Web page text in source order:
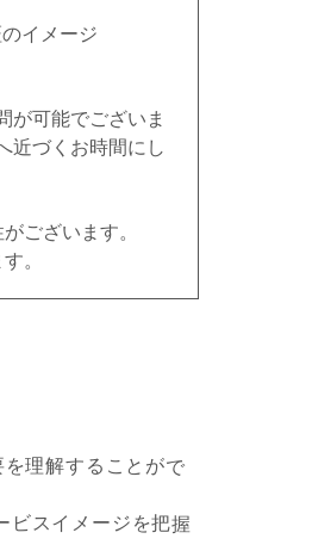
イメージ
が可能でございま
近づくお時間にし
ございます。
。
理解することがで
ビスイメージを把握